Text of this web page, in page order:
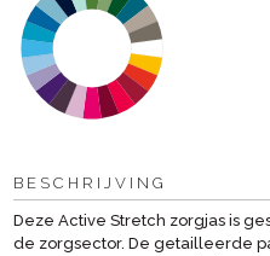
BESCHRIJVING
Deze Active Stretch zorgjas is
de zorgsector. De getailleerde